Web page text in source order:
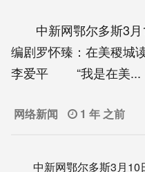
中新网鄂尔多斯3月
编剧罗怀臻：在美稷
李爱平 “我是在美...
网络新闻 1 年 之前
中新网鄂尔多斯3月10